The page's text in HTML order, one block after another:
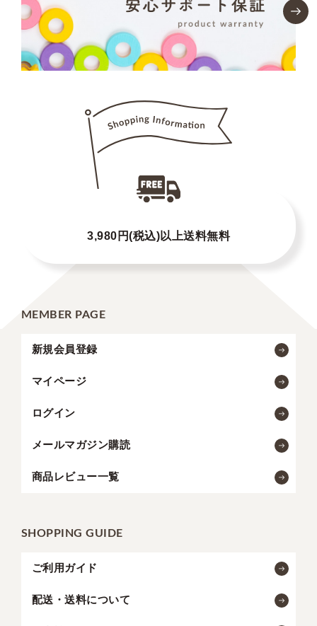
3,980円(税込)以上送料無料
MEMBER PAGE
新規会員登録
マイページ
ログイン
メールマガジン購読
商品レビュー一覧
SHOPPING GUIDE
ご利用ガイド
配送・送料について